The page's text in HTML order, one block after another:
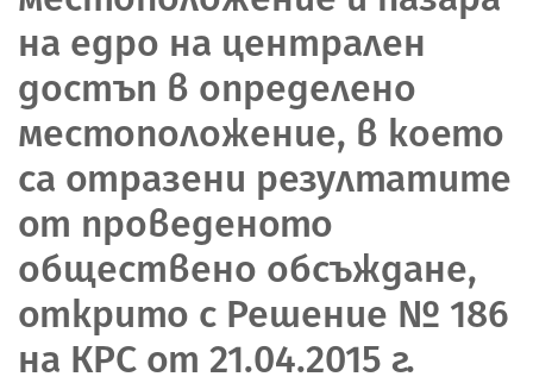
на едро на централен
достъп в определено
местоположение, в което
са отразени резултатите
от проведеното
обществено обсъждане,
открито с Решение № 186
на КРС от 21.04.2015 г.